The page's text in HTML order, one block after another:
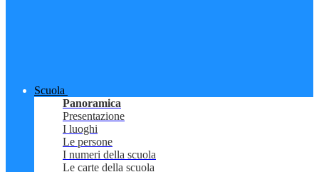
Scuola
Panoramica
Presentazione
I luoghi
Le persone
I numeri della scuola
Le carte della scuola